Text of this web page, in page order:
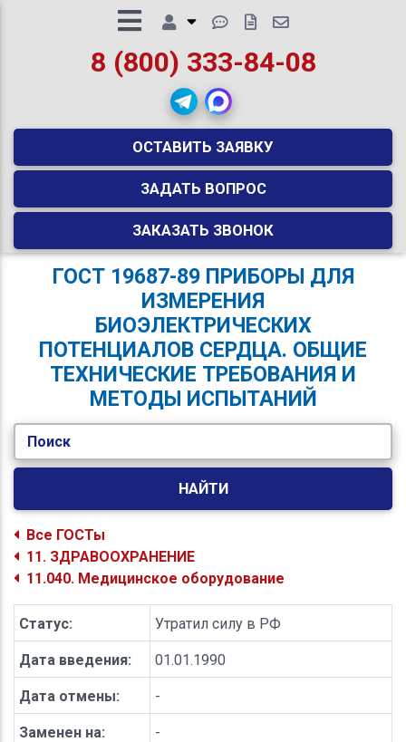
8 (800) 333-84-08
ОСТАВИТЬ ЗАЯВКУ
ЗАДАТЬ ВОПРОС
ЗАКАЗАТЬ ЗВОНОК
ГОСТ 19687-89 ПРИБОРЫ ДЛЯ
ИЗМЕРЕНИЯ
БИОЭЛЕКТРИЧЕСКИХ
ПОТЕНЦИАЛОВ СЕРДЦА. ОБЩИЕ
ТЕХНИЧЕСКИЕ ТРЕБОВАНИЯ И
МЕТОДЫ ИСПЫТАНИЙ
Поиск
НАЙТИ
Все ГОСТы
11. ЗДРАВООХРАНЕНИЕ
11.040. Медицинское оборудование
Статус: Утратил силу в РФ
Дата введения: 01.01.1990
Дата отмены: -
Заменен на: -